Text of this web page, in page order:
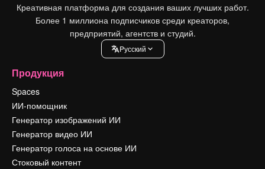
Креативная платформа для создания ваших лучших работ.
Более 1 миллиона подписчиков среди креаторов,
предприятий, агентств и студий.
Pусский
Продукция
Spaces
ИИ-помощник
Генератор изображений ИИ
Генератор видео ИИ
Генератор голоса на основе ИИ
Стоковый контент